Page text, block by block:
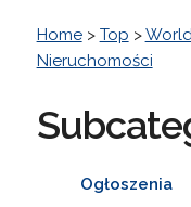
Home> Top >
Nieruchomości
Ogłoszenia